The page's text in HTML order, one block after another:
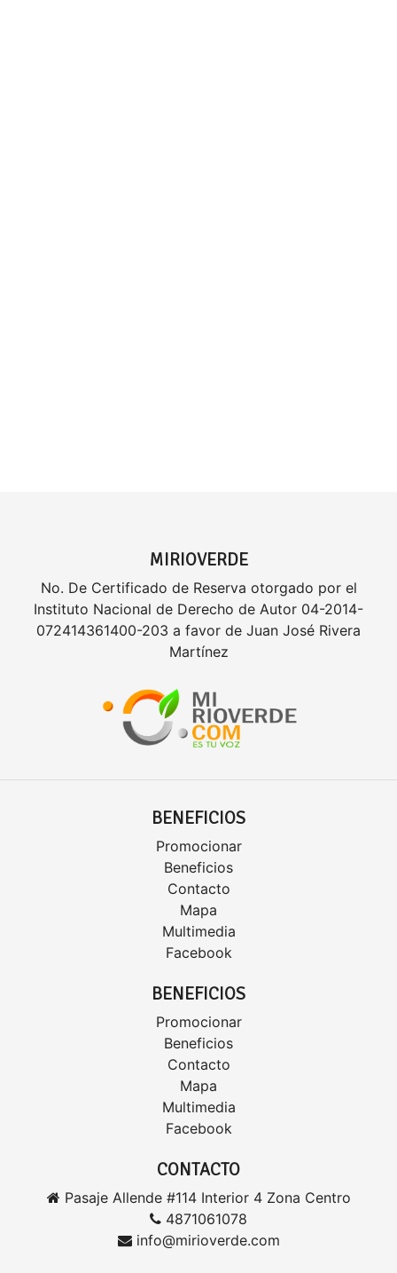
MIRIOVERDE
No. De Certificado de Reserva otorgado por el
Instituto Nacional de Derecho de Autor 04-2014-
072414361400-203 a favor de Juan José Rivera
Martínez
BENEFICIOS
Promocionar
Beneficios
Contacto
Mapa
Multimedia
Facebook
BENEFICIOS
Promocionar
Beneficios
Contacto
Mapa
Multimedia
Facebook
CONTACTO
Pasaje Allende #114 Interior 4 Zona Centro
4871061078
info@mirioverde.com